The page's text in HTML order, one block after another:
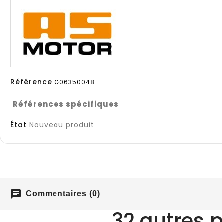
Référence G06350048
Références spécifiques
État Nouveau produit
chat Commentaires (0)